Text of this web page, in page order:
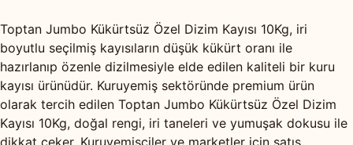
Toptan Jumbo Kükürtsüz Özel Dizim Kayısı 10Kg, iri
boyutlu seçilmiş kayısıların düşük kükürt oranı ile
hazırlanıp özenle dizilmesiyle elde edilen kaliteli bir kuru
kayısı ürünüdür. Kuruyemiş sektöründe premium ürün
olarak tercih edilen Toptan Jumbo Kükürtsüz Özel Dizim
Kayısı 10Kg, doğal rengi, iri taneleri ve yumuşak dokusu ile